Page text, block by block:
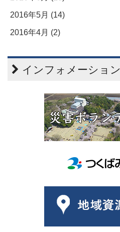
2016年5月 (14)
2016年4月 (2)
インフォメーション